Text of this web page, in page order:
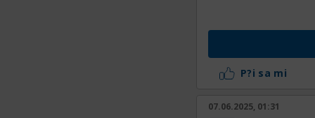
P?i sa mi
07.06.2025, 01:31